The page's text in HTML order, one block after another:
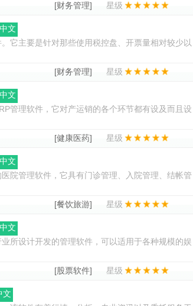
[财务管理] 星级
中文
主要是针对那些使用税控盘、开票量相对较少以
[财务管理] 星级
中文
理软件，它对产运销的各个环节都有设及而且设
[健康医药] 星级
中文
管理软件，它具有门诊管理、入院管理、结帐管
[餐饮旅游] 星级
中文
设计开发的管理软件，可以适用于各种规模的娱
[股票软件] 星级
文